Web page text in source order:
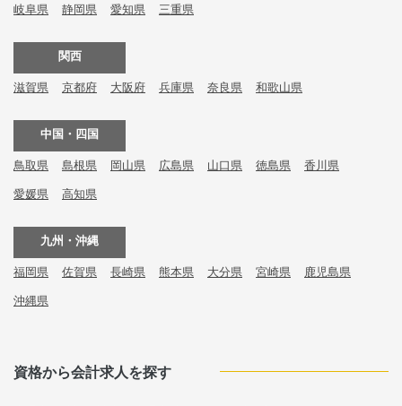
岐阜県 静岡県 愛知県 三重県
関西
滋賀県 京都府 大阪府 兵庫県 奈良県 和歌山県
中国・四国
鳥取県 島根県 岡山県 広島県 山口県 徳島県 香川県
愛媛県 高知県
九州・沖縄
福岡県 佐賀県 長崎県 熊本県 大分県 宮崎県 鹿児島県
沖縄県
資格から会計求人を探す